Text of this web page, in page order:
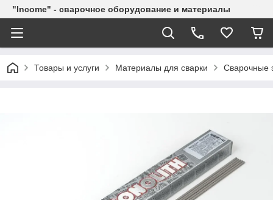
"Income" - сварочное оборудование и материалы
Товары и услуги Материалы для сварки Сварочные